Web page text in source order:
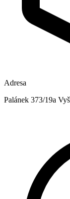
Adresa
Palánek 373/19a